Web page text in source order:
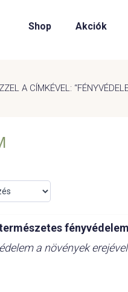
Shop Akciók
A CÍMKÉVEL:
fényvédelem
a növények erejével